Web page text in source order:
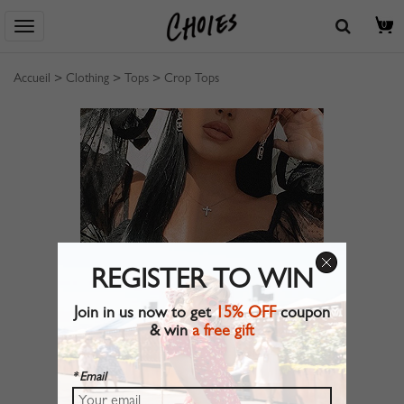
0
Accueil > Clothing > Tops > Crop Tops
REGISTER TO WIN
Join in us now to get15% OFFcoupon
& wina free gift
* Email